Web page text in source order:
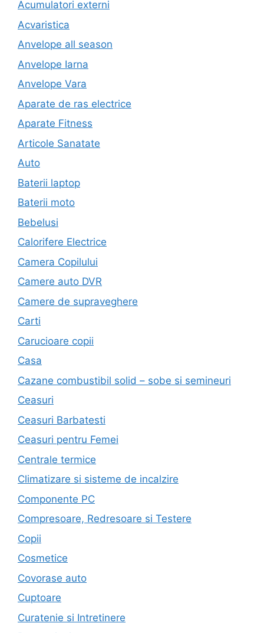
Acumulatori externi
Acvaristica
Anvelope all season
Anvelope Iarna
Anvelope Vara
Aparate de ras electrice
Aparate Fitness
Articole Sanatate
Auto
Baterii laptop
Baterii moto
Bebelusi
Calorifere Electrice
Camera Copilului
Camere auto DVR
Camere de supraveghere
Carti
Carucioare copii
Casa
Cazane combustibil solid – sobe si semineuri
Ceasuri
Ceasuri Barbatesti
Ceasuri pentru Femei
Centrale termice
Climatizare si sisteme de incalzire
Componente PC
Compresoare, Redresoare si Testere
Copii
Cosmetice
Covorase auto
Cuptoare
Curatenie si Intretinere